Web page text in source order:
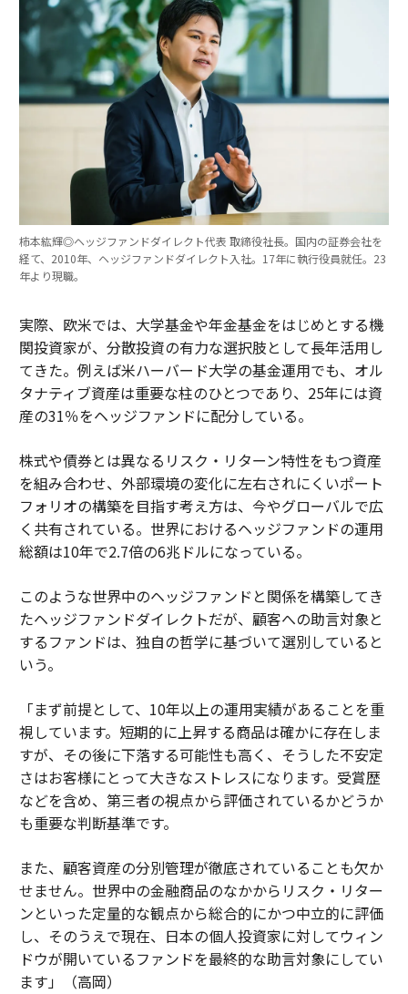
柿本紘輝◎ヘッジファンドダイレクト代表 取締役社長。国内の証券会社を
経て、2010年、ヘッジファンドダイレクト入社。17年に執行役員就任。23
年より現職。
実際、欧米では、大学基金や年金基金をはじめとする機
関投資家が、分散投資の有力な選択肢として長年活用し
てきた。例えば米ハーバード大学の基金運用でも、オル
タナティブ資産は重要な柱のひとつであり、25年には資
産の31％をヘッジファンドに配分している。
株式や債券とは異なるリスク・リターン特性をもつ資産
を組み合わせ、外部環境の変化に左右されにくいポート
フォリオの構築を目指す考え方は、今やグローバルで広
く共有されている。世界におけるヘッジファンドの運用
総額は10年で2.7倍の6兆ドルになっている。
このような世界中のヘッジファンドと関係を構築してき
たヘッジファンドダイレクトだが、顧客への助言対象と
するファンドは、独自の哲学に基づいて選別していると
いう。
「まず前提として、10年以上の運用実績があることを重
視しています。短期的に上昇する商品は確かに存在しま
すが、その後に下落する可能性も高く、そうした不安定
さはお客様にとって大きなストレスになります。受賞歴
などを含め、第三者の視点から評価されているかどうか
も重要な判断基準です。
また、顧客資産の分別管理が徹底されていることも欠か
せません。世界中の金融商品のなかからリスク・リター
ンといった定量的な観点から総合的にかつ中立的に評価
し、そのうえで現在、日本の個人投資家に対してウィン
ドウが開いているファンドを最終的な助言対象にしてい
ます」（高岡）